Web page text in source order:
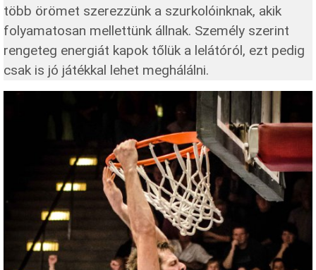
több örömet szerezzünk a szurkolóinknak, akik
folyamatosan mellettünk állnak. Személy szerint
rengeteg energiát kapok tőlük a lelátóról, ezt pedig
csak is jó játékkal lehet meghálálni.